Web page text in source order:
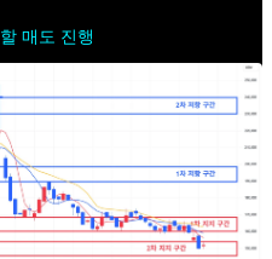
매도 진행